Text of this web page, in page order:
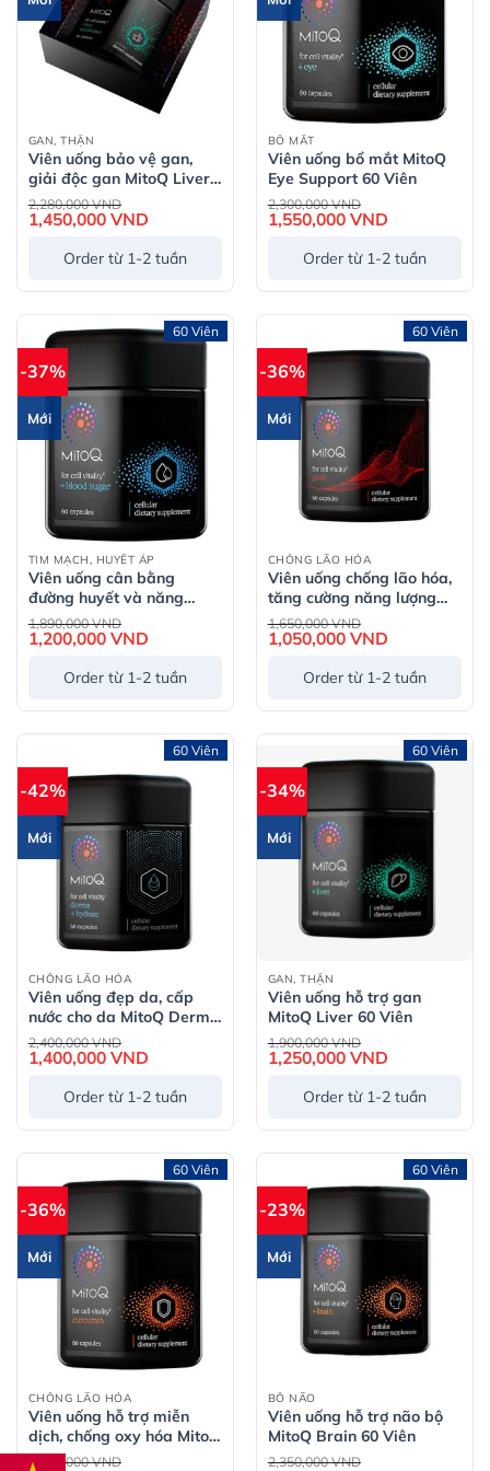
GAN, THẬN
Viên uống bảo vệ gan,
giải độc gan MitoQ Liver
Metabolism 60 Viên
2,280,000VND
gốc
là:
1,450,000 VNDGiá
là:
Order từ 1-2 tuần
BỔ MẮT
Viên uống bổ mắt MitoQ
Eye Support 60 Viên
2,300,000VND
gốc
là:
1,550,000 VNDGiá
là:
Order từ 1-2 tuần
-37%
Mới
60 Viên
TIM MẠCH, HUYẾT ÁP
Viên uống cân bằng
đường huyết và năng
lượng tế bào MitoQ Blood
Sugar 60 Viên
1,890,000VND
gốc
là:
1,200,000 VNDGiá
là:
Order từ 1-2 tuần
-36%
Mới
60 Viên
CHỐNG LÃO HÓA
Viên uống chống lão hóa,
tăng cường năng lượng
MitoQ Pure 60 Viên
1,650,000VND
gốc
là:
1,050,000 VNDGiá
là:
Order từ 1-2 tuần
-42%
Mới
60 Viên
CHỐNG LÃO HÓA
Viên uống đẹp da, cấp
nước cho da MitoQ Derma
Hydrate 60s
2,400,000VND
gốc
là:
1,400,000 VNDGiá
là:
Order từ 1-2 tuần
-34%
Mới
60 Viên
GAN, THẬN
Viên uống hỗ trợ gan
MitoQ Liver 60 Viên
1,900,000VND
gốc
là:
1,250,000 VNDGiá
là:
Order từ 1-2 tuần
-36%
Mới
60 Viên
CHỐNG LÃO HÓA
Viên uống hỗ trợ miễn
dịch, chống oxy hóa MitoQ
Curcumin 60 Viên
2,350,000VND
-23%
Mới
60 Viên
BỔ NÃO
Viên uống hỗ trợ não bộ
MitoQ Brain 60 Viên
2,350,000VND